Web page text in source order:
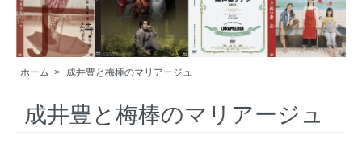
ホーム > 成井豊と梅棒のマリアージュ
成井豊と梅棒のマリアージュ